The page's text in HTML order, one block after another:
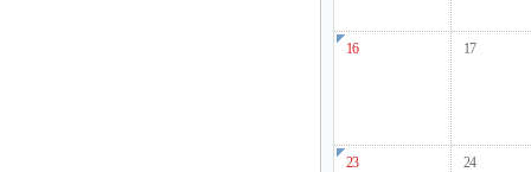
16 17
23 24